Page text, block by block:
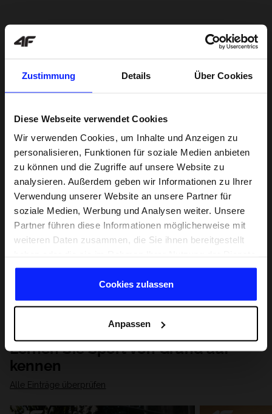
Zustimmung Details Über Cookies
Diese Webseite verwendet Cookies
Wir verwenden Cookies, um Inhalte und Anzeigen zu
personalisieren, Funktionen für soziale Medien anbieten
zu können und die Zugriffe auf unsere Website zu
analysieren. Außerdem geben wir Informationen zu Ihrer
Verwendung unserer Website an unsere Partner für
soziale Medien, Werbung und Analysen weiter. Unsere
Partner führen diese Informationen möglicherweise mit
weiteren Daten zusammen, die Sie ihnen bereitgestellt
gesammelt haben.
Cookies zulassen
Anpassen
Lernen Sie Sport von Grund auf
kennen
Alle Einträge überprüfen